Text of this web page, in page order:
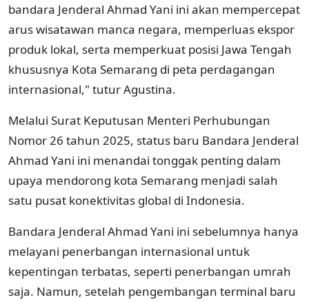
bandara Jenderal Ahmad Yani ini akan mempercepat
arus wisatawan manca negara, memperluas ekspor
produk lokal, serta memperkuat posisi Jawa Tengah
khususnya Kota Semarang di peta perdagangan
internasional," tutur Agustina.
Melalui Surat Keputusan Menteri Perhubungan
Nomor 26 tahun 2025, status baru Bandara Jenderal
Ahmad Yani ini menandai tonggak penting dalam
upaya mendorong kota Semarang menjadi salah
satu pusat konektivitas global di Indonesia.
Bandara Jenderal Ahmad Yani ini sebelumnya hanya
melayani penerbangan internasional untuk
kepentingan terbatas, seperti penerbangan umrah
saja. Namun, setelah pengembangan terminal baru